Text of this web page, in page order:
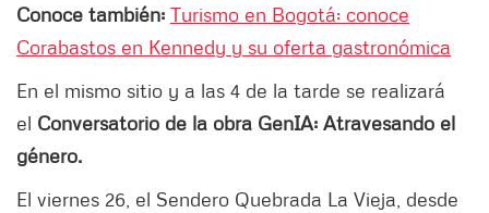
Conoce también: Turismo en Bogotá: conoce
Corabastos en Kennedy y su oferta gastronómica
En el mismo sitio y a las 4 de la tarde se realizará
el Conversatorio de la obra GenIA: Atravesando el
género.
El viernes 26, el Sendero Quebrada La Vieja, desde